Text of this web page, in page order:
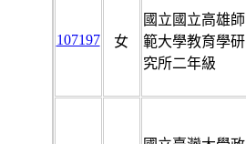
107197 女
國立國立高雄師
範大學教育學研
究所二年級